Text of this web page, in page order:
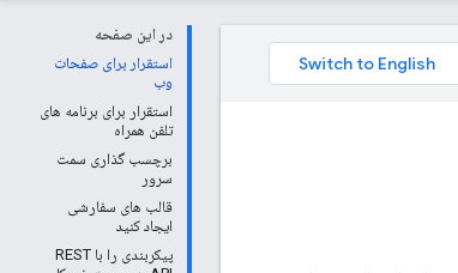
در این صفحه
استقرار برای صفحات
وب
استقرار برای برنامه های
تلفن همراه
برچسب گذاری سمت
سرور
قالب های سفارشی
ایجاد کنید
پیکربندی را با REST